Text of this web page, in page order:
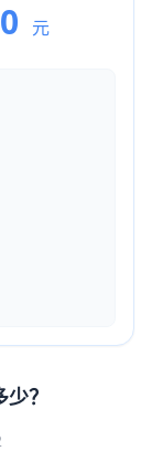
元
？